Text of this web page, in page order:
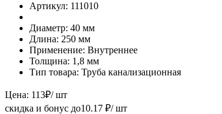
Артикул: 111010
Диаметр: 40 мм
Длина: 250 мм
Применение: Внутреннее
Толщина: 1,8 мм
Тип товара: Труба канализационная
Цена: 113₽/ шт
скидка и бонус до10.17 ₽/ шт